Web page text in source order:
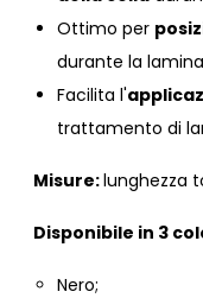
Ottimo per
durante la
Facilita l'
trattamento di
Misure:lunghezza
Disponibile in 3
Nero;